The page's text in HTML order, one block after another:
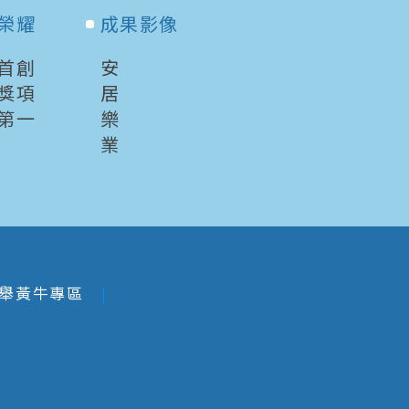
耀
創
項
一
成果影像
安
居
樂
業
黃牛專區